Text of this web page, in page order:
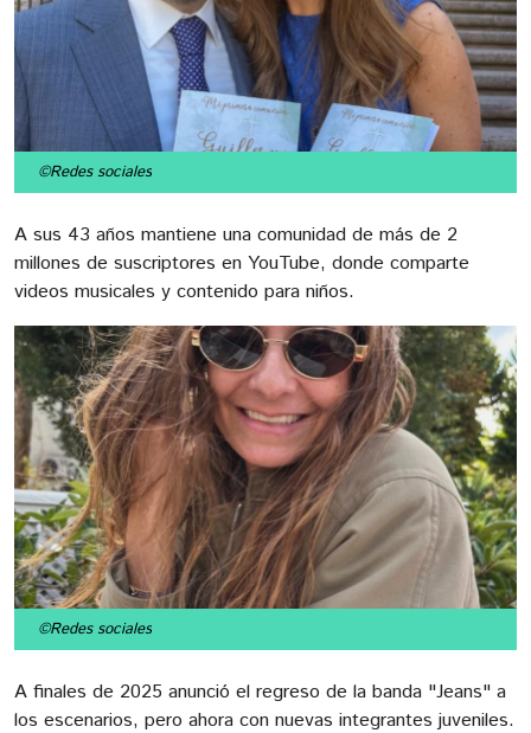
©Redes sociales
A sus 43 años mantiene una comunidad de más de 2
millones de suscriptores en YouTube, donde comparte
videos musicales y contenido para niños.
©Redes sociales
A finales de 2025 anunció el regreso de la banda "Jeans" a
los escenarios, pero ahora con nuevas integrantes juveniles.